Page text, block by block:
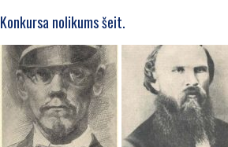
Konkursa nolikums šeit.